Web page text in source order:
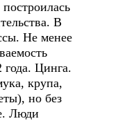
В
Не менее
Цинга.
крупа,
но без
Люди